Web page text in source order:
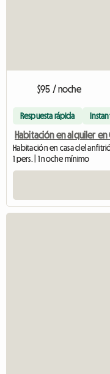
$95 / noche
Respuesta rápida
Habitación en alquiler
Habitación en casa del
1 pers. | 1 noche mínimo